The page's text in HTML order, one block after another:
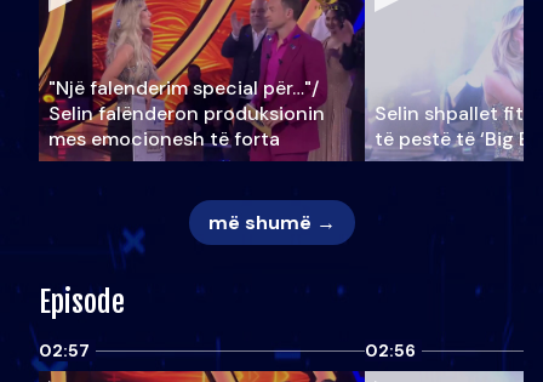
"Një falenderim special për…"/
Selin falënderon produksionin
mes emocionesh të forta
Selin shpallet
të pestë të ‘Big
më shumë →
Episode
02:57 02:56